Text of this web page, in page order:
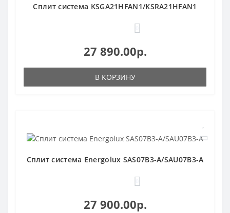
Сплит система KSGA21HFAN1/KSRA21HFAN1
27 890.00р.
В КОРЗИНУ
Сплит система Energolux SAS07B3-A/SAU07B3-A
27 900.00р.